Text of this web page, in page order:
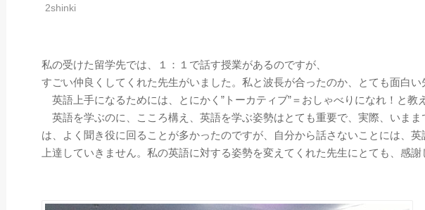
2shinki
私の受けた留学先では、１：１で話す授業があるのですが、
すごい仲良くしてくれた先生がいました。私と波長が合ったのか、とても面白い
英語上手になるためには、とにかく”トーカティブ”＝おしゃべりになれ！と教
英語を学ぶのに、こころ構え、英語を学ぶ姿勢はとても重要で、実際、いまま
は、よく聞き役に回ることが多かったのですが、自分から話さないことには、
上達していきません。私の英語に対する姿勢を変えてくれた先生にとても、感謝